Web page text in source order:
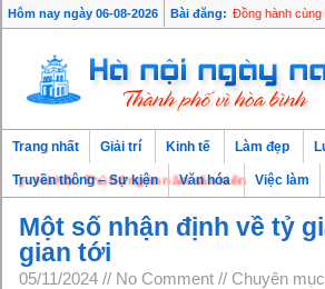
Hôm nay ngày 06-08-2026 Bài đăng: Đồng hành
Miền Nam Đài
80% DN Việt
Prudential lan
Kiên Giang lọt
Ba lễ hội văn
Có một
Tập đoàn TCC
Nội, Thủ đô ngàn năm văn hiến
Trang nhất Giải trí Kinh tế Làm đẹp
Truyền thông – Sự kiện Văn hóa Việc làm
Một số nhận định về tỷ
gian tới
05/11/2024 // No Comment // Chuyên